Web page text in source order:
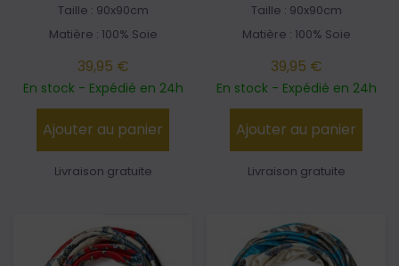
Taille : 90x90cm
Matière : 100% Soie
39,95 €
En stock - Expédié en 24h
Ajouter au panier
Livraison gratuite
Taille : 90x90cm
Matière : 100% Soie
39,95 €
En stock - Expédié en 24h
Ajouter au panier
Livraison gratuite